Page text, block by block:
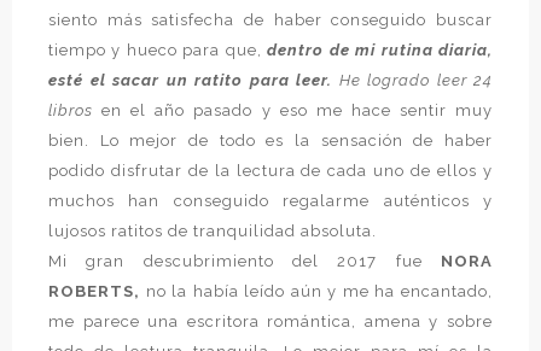
siento más satisfecha de haber conseguido buscar
tiempo y hueco para que,dentro de mi rutina diaria,
esté el sacar un ratito para leer. He logrado leer 24
libros en el año pasado y eso me hace sentir muy
bien. Lo mejor de todo es la sensación de haber
podido disfrutar de la lectura de cada uno de ellos y
muchos han conseguido regalarme auténticos y
lujosos ratitos de tranquilidad absoluta.
Mi gran descubrimiento del 2017 fue NORA
ROBERTS, no la había leído aún y me ha encantado,
me parece una escritora romántica, amena y sobre